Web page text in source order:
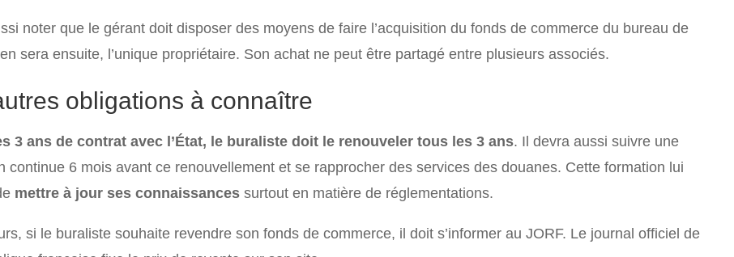
noter que le gérant doit disposer des moyens de faire l’acquisition du fonds de commerce du bureau de
sera ensuite, l’unique propriétaire. Son achat ne peut être partagé entre plusieurs associés.
obligations à connaître
3 ans de contrat avec l’État, le buraliste doit le renouveler tous les 3 ans. Il devra aussi suivre une
continue 6 mois avant ce renouvellement et se rapprocher des services des douanes. Cette formation lui
mettre à jour ses connaissances surtout en matière de réglementations.
si le buraliste souhaite revendre son fonds de commerce, il doit s’informer au JORF. Le journal officiel de